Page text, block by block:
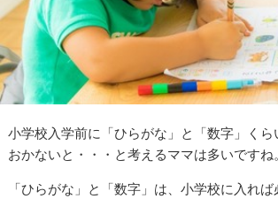
小学校入学前に「ひらがな」と「数字」くら
おかないと・・・と考えるママは多いですね。
「ひらがな」と「数字」は、小学校に入れ